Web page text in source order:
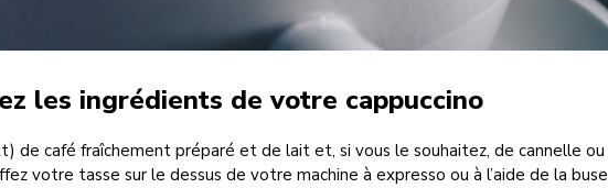
les ingrédients de votre cappuccino
de café fraîchement préparé et de lait et, si vous le souhaitez, de cannelle ou
votre tasse sur le dessus de votre machine à expresso ou à l’aide de la buse